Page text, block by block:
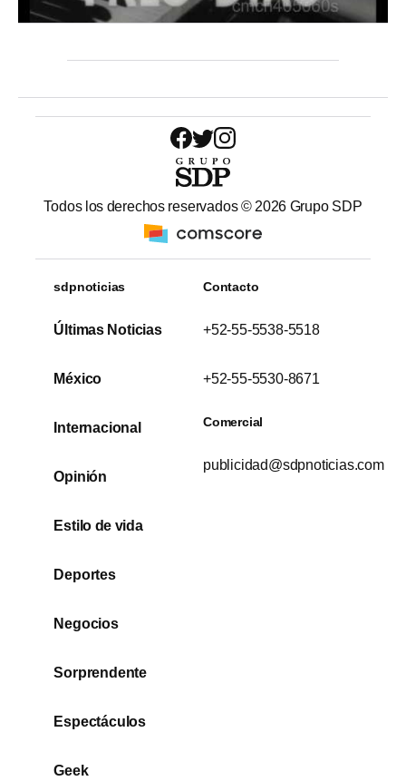
Todos los derechos reservados © 2026 Grupo SDP
sdpnoticias
Últimas Noticias
México
Internacional
Opinión
Estilo de vida
Deportes
Negocios
Sorprendente
Espectáculos
Geek
Contacto
+52-55-5538-5518
+52-55-5530-8671
Comercial
publicidad@sdpnoticias.com